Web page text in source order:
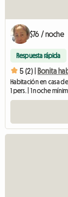
$76 / noche
Respuesta rápida
5 (2) |
Habitación en casa
1 pers. | 1 noche